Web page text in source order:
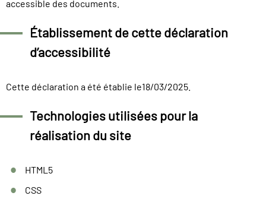
accessible des documents.
Établissement de cette déclaration
d’accessibilité
Cette déclaration a été établie le18/03/2025.
Technologies utilisées pour la
réalisation du site
HTML5
CSS